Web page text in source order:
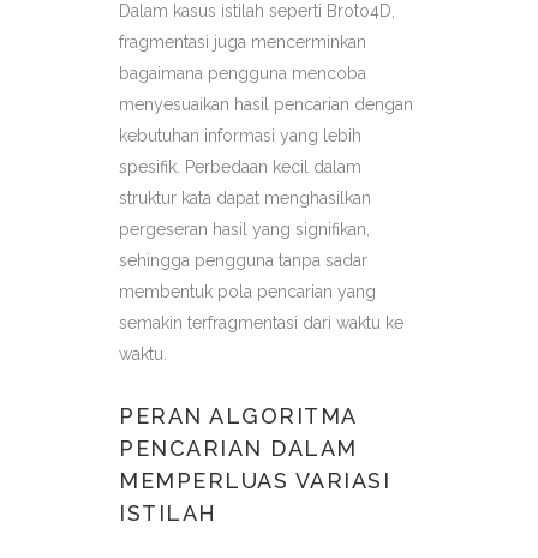
Dalam kasus istilah seperti Broto4D,
fragmentasi juga mencerminkan
bagaimana pengguna mencoba
menyesuaikan hasil pencarian dengan
kebutuhan informasi yang lebih
spesifik. Perbedaan kecil dalam
struktur kata dapat menghasilkan
pergeseran hasil yang signifikan,
sehingga pengguna tanpa sadar
membentuk pola pencarian yang
semakin terfragmentasi dari waktu ke
waktu.
PERAN ALGORITMA
PENCARIAN DALAM
MEMPERLUAS VARIASI
ISTILAH